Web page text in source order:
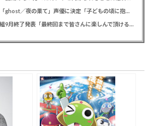
堀田真由＆高橋一生 「ghost／夜の果て」声優に決定「子どもの頃に抱いていた言葉にはできない沢山の感情を思い出しました」
相葉雅紀 冠ラジオ番組9月終了発表「最終回まで皆さんに楽しんで頂ける番組を」、ファンからは悲しみの声